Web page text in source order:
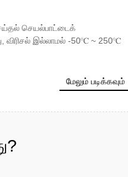
செயல்பாட்டைக்
விரிசல் இல்லாமல் -50℃ ~ 250℃
மேலும் படிக்கவும்